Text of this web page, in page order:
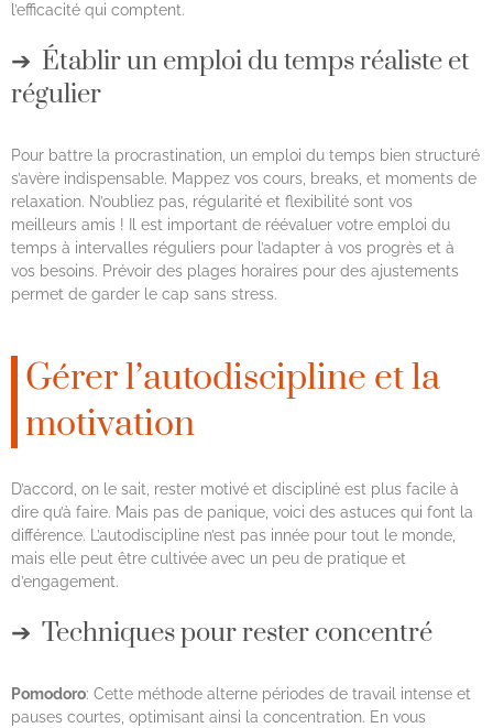
l’efficacité qui comptent.
Établir un emploi du temps réaliste et
régulier
Pour battre la procrastination, un emploi du temps bien structuré
s’avère indispensable. Mappez vos cours, breaks, et moments de
relaxation. N’oubliez pas, régularité et flexibilité sont vos
meilleurs amis ! Il est important de réévaluer votre emploi du
temps à intervalles réguliers pour l’adapter à vos progrès et à
vos besoins. Prévoir des plages horaires pour des ajustements
permet de garder le cap sans stress.
Gérer l’autodiscipline et la
motivation
D’accord, on le sait, rester motivé et discipliné est plus facile à
dire qu’à faire. Mais pas de panique, voici des astuces qui font la
différence. L’autodiscipline n’est pas innée pour tout le monde,
mais elle peut être cultivée avec un peu de pratique et
d’engagement.
Techniques pour rester concentré
Pomodoro: Cette méthode alterne périodes de travail intense et
pauses courtes, optimisant ainsi la concentration. En vous